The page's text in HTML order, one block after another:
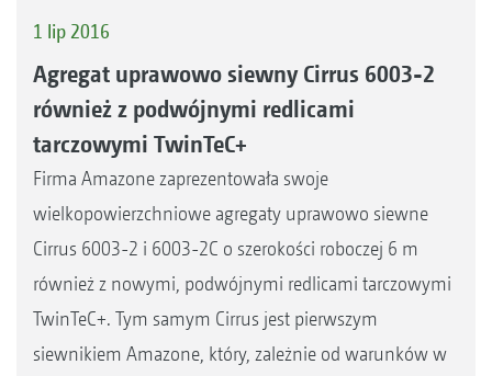
1 lip 2016
Agregat uprawowo siewny Cirrus 6003-2
również z podwójnymi redlicami
tarczowymi TwinTeC+
Firma Amazone zaprezentowała swoje
wielkopowierzchniowe agregaty uprawowo siewne
Cirrus 6003-2 i 6003-2C o szerokości roboczej 6 m
również z nowymi, podwójnymi redlicami tarczowymi
TwinTeC+. Tym samym Cirrus jest pierwszym
siewnikiem Amazone, który, zależnie od warunków w